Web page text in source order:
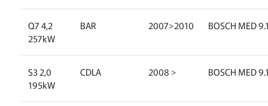
Q7 4,2
257kW
BAR 2007>2010 BOSCH MED
S3 2,0
195kW
CDLA 2008 > BOSCH MED